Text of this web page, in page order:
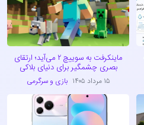
ماینکرفت به سوییچ ۲ می‌آید؛ ارتقای
بصری چشمگیر برای دنیای بلاکی
۱۵ مرداد ۱۴۰۵ بازی و سرگرمی